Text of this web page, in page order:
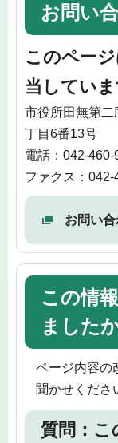
お問い
このページ
当していま
市役所田無第
丁目6番13号
電話：042-460-
ファクス：042-
お問い
この情
ました
ページ内容の
聞かせくださ
質問：こ